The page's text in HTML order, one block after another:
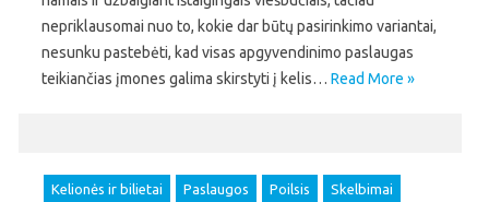
nepriklausomai nuo to, kokie dar būtų pasirinkimo variantai,
nesunku pastebėti, kad visas apgyvendinimo paslaugas
teikiančias įmones galima skirstyti į kelis… Read More »
Kelionės ir bilietai Paslaugos Poilsis Skelbimai